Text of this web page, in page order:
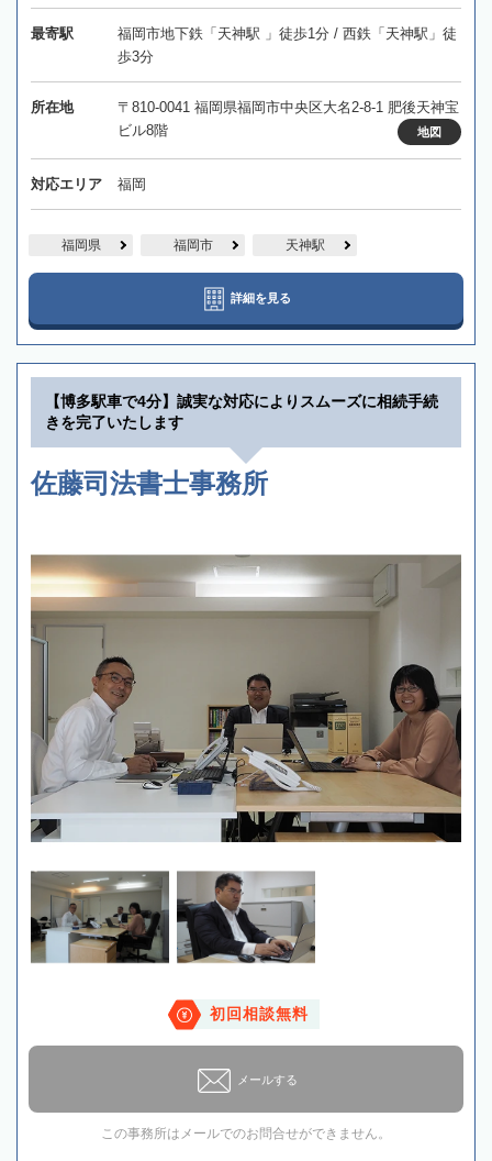
最寄駅
福岡市地下鉄「天神駅 」徒歩1分 / 西鉄「天神駅」徒
歩3分
所在地
〒810-0041 福岡県福岡市中央区大名2-8-1 肥後天神宝
ビル8階
地図
対応エリア 福岡
福岡県 福岡市 天神駅
詳細を見る
【博多駅車で4分】誠実な対応によりスムーズに相続手続
きを完了いたします
佐藤司法書士事務所
初回相談無料
メールする
この事務所はメールでのお問合せができません。